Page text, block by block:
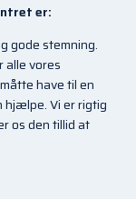
er:
gode stemning.
alle vores
have til en
hjælpe. Vi er rigtig
os den tillid at